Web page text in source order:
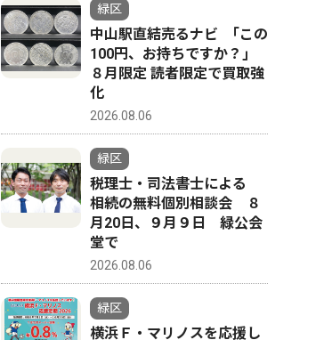
緑区
中山駅直結売るナビ ｢この
100円、お持ちですか？｣
８月限定 読者限定で買取強
化
2026.08.06
緑区
税理士・司法書士による
相続の無料個別相談会 ８
月20日、９月９日 緑公会
堂で
2026.08.06
緑区
横浜Ｆ・マリノスを応援し